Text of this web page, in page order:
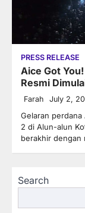
PRESS RELEASE
Aice Got
Resmi
Farah July 2,
Gelaran perdana
2 di Alun-alun
berakhir dengan
Search